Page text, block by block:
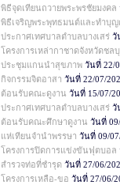
พิธีจุดเทียนถวายพระพรชัยมงคล
พิธีเจริญพระพุทธมนต์และทำบุญ
ประกาศเทศบาลตำบลบางเสร่ วั
โครงการเหล่ากาชาดจังหวัดช
ประชุมแกนนำสุขภาพ วันที่ 22/
กิจกรรมจิตอาสา วันที่ 22/07/
ต้อนรับคณะดูงาน วันที่ 15/07/
ประกาศเทศบาลตำบลบางเสร่ วั
ต้อนรับคณะศึกษาดูงาน วันที่
แห่เทียนจำนำพรรษา วันที่ 09/
โครงการปิดการแข่งขันฟุตบอล
สำรวจท่อที่ชำรุดวันที่ 27/06/
โครงการเหลือ-ขอ วันที่ 27/06/